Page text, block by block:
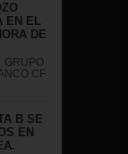
EN EL
DE
GRUPO
CF
B SE
EN